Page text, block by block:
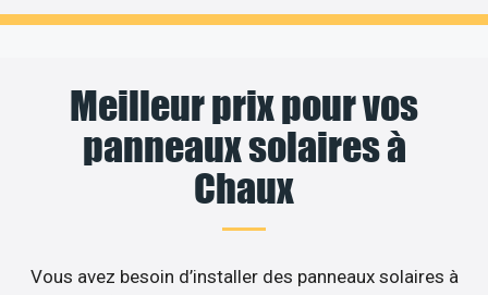
Meilleur prix pour vos
panneaux solaires à
Chaux
Vous avez besoin d’installer des panneaux solaires à